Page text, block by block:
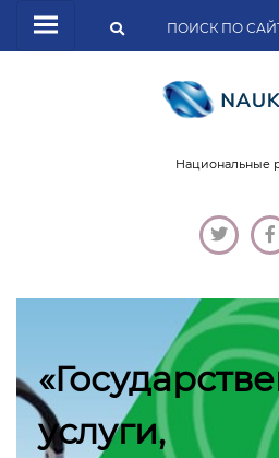
Национальные
услуги,